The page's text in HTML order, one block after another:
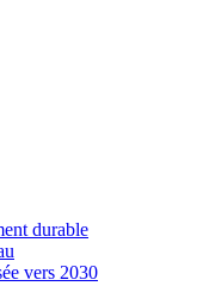
durable
vers 2030